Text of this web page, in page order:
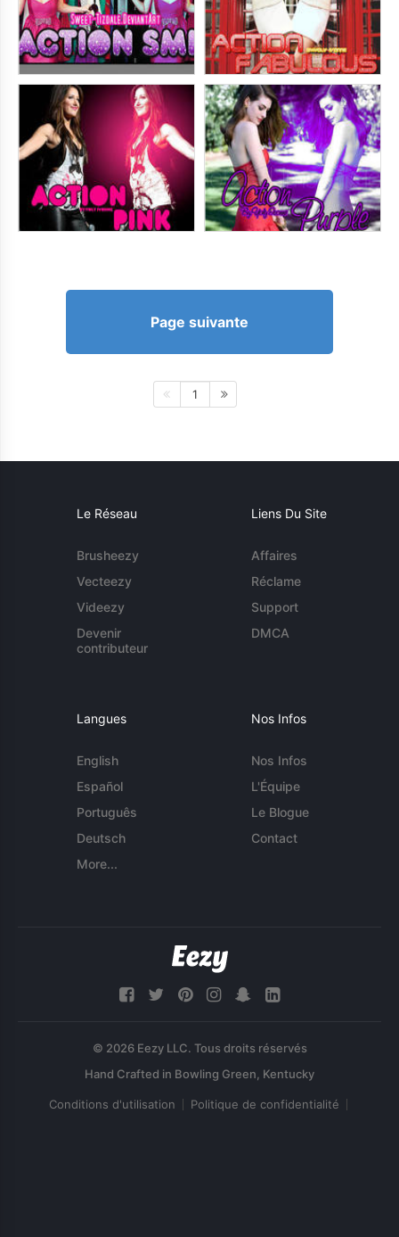
Page suivante
1
Le Réseau
Brusheezy
Vecteezy
Videezy
Devenir
contributeur
Liens Du Site
Affaires
Réclame
Support
DMCA
Langues
English
Español
Português
Deutsch
More...
Nos Infos
Nos Infos
L'Équipe
Le Blogue
Contact
© 2026 Eezy LLC. Tous droits réservés
Conditions d'utilisation Politique de confidentialité